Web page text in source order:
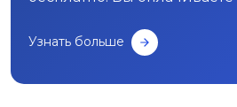
Узнать больше